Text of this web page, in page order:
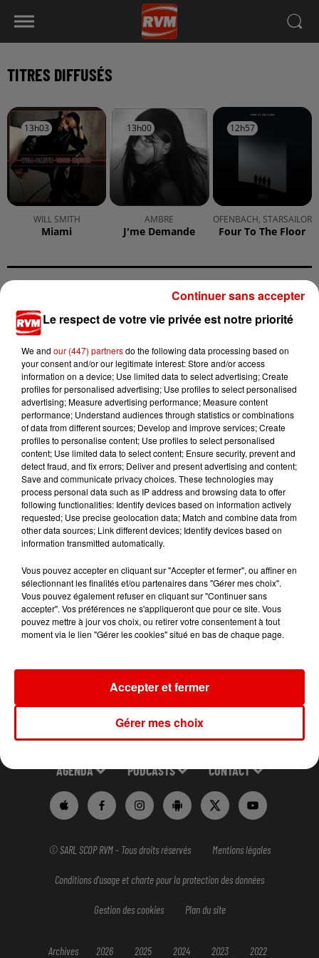
TITRES DIFFUSÉS
13h03
13h03
WILL SMITH
Miami
13h00
13h00
AMBRE
J'me Demande
12h57
12h57
OFENBACH, STARSAILOR
Four To The Floor
A LA UNE
Ardennes - Fin des travaux sur la Rocade : retour
à la normale...
Ardennes - Retour à la normale dans 48 heures
après une panne du...
Ardennes - Un réveil frais ce vendredi avant le
retour de la canicule
ACCUEIL RADIO INFOS JEUX
AGENDA PODCASTS CONTACT
© SARL SCOP RVM - Tous droits réservés Mentions légales
Conditions d'usage et charte pour la protection des données
Gestion des cookies Plan du site
Archives 2026 2025 2024 2023 2022
Le respect de votre vie privée est notre priorité
We and our (447) partnersdo the following data processing based on
your consent and/or our legitimate interest: Store and/or access
information on a device; Use limited data to select advertising; Create
profiles for personalised advertising; Use profiles to select personalised
advertising; Measure advertising performance; Measure content
performance; Understand audiences through statistics or combinations
of data from different sources; Develop and improve services; Create
profiles to personalise content; Use profiles to select personalised
content; Use limited data to select content; Ensure security, prevent and
detect fraud, and fix errors; Deliver and present advertising and content;
Save and communicate privacy choices. These technologies may
process personal data such as IP address and browsing data to offer
following functionalities: Identify devices based on information actively
requested; Use precise geolocation data; Match and combine data from
other data sources; Link different devices; Identify devices based on
information transmitted automatically.
Vous pouvez accepter en cliquant sur "Accepter et fermer", ou affiner en
sélectionnant les finalités et/ou partenaires dans "Gérer mes choix".
Vous pouvez également refuser en cliquant sur "Continuer sans
accepter". Vos préférences ne s'appliqueront que pour ce site. Vous
pouvez mettre à jour vos choix, ou retirer votre consentement à tout
moment via le lien "Gérer les cookies" situé en bas de chaque page.
Gérer mes choix
Accepter et fermer
Continuer sans accepter